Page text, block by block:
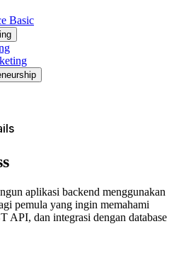
Basic
aplikasi backend menggunakan
pemula yang ingin memahami
API, dan integrasi dengan database